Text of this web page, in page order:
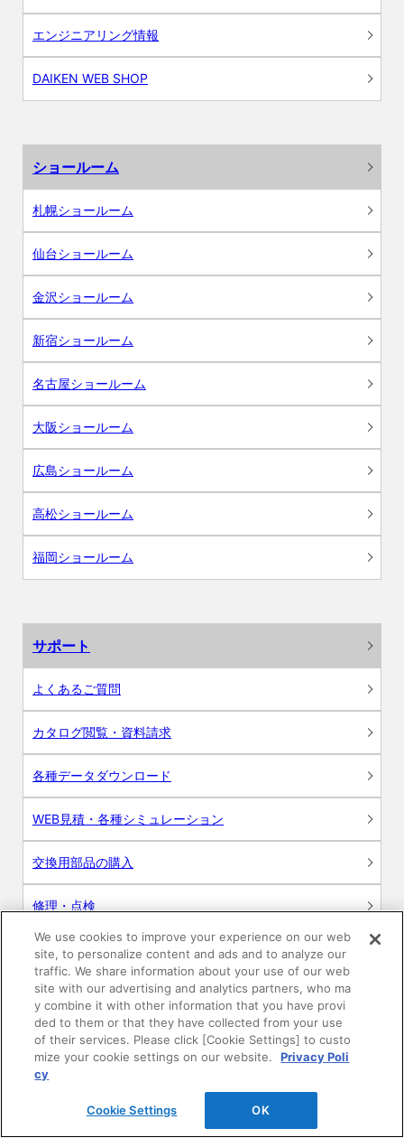
エンジニアリング情報
DAIKEN WEB SHOP
ショールーム
札幌ショールーム
仙台ショールーム
金沢ショールーム
新宿ショールーム
名古屋ショールーム
大阪ショールーム
広島ショールーム
高松ショールーム
福岡ショールーム
サポート
よくあるご質問
カタログ閲覧・資料請求
各種データダウンロード
WEB見積・各種シミュレーション
交換用部品の購入
修理・点検
お問い合わせ
ログイン
建築・設計関係者様向けサイト
ユーザー登録サービス
WEB見積システム
We use cookies to improve your experience on our web
site, to personalize content and ads and to analyze our
traffic. We share information about your use of our web
site with our advertising and analytics partners, who ma
y combine it with other information that you have provi
ded to them or that they have collected from your use
of their services. Please click [Cookie Settings] to custo
mize your cookie settings on our website.
Privacy Poli
cy
Cookie Settings OK